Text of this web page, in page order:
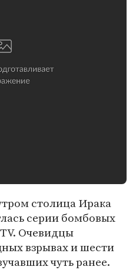
столица Ирака
серии бомбовых
Очевидцы
взрывах и шести
чуть ранее.